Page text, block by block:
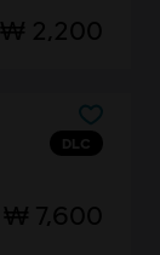
₩ 2,200
DLC
₩ 7,600